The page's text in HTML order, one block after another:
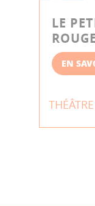
LE
ROUGE
EN
THÉÂTRE